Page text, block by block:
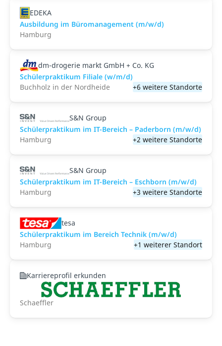
EDEKA
Ausbildung im Büromanagement (m/w/d)
Hamburg
dm-drogerie markt GmbH + Co. KG
Schülerpraktikum Filiale (w/m/d)
Buchholz in der Nordheide
+6 weitere Standorte
S&N Group
Schülerpraktikum im IT-Bereich – Paderborn (m/w/d)
Hamburg
+2 weitere Standorte
S&N Group
Schülerpraktikum im IT-Bereich – Eschborn (m/w/d)
Hamburg
+3 weitere Standorte
tesa
Schülerpraktikum im Bereich Technik (m/w/d)
Hamburg
+1 weiterer Standort
Karriereprofil erkunden
Schaeffler